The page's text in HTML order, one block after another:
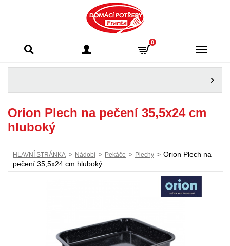
Franta - Příbram
0
Orion Plech na pečení 35,5x24 cm
hluboký
HLAVNÍ STRÁNKA > Nádobí > Pekáče > Plechy > Orion Plech na
pečení 35,5x24 cm hluboký